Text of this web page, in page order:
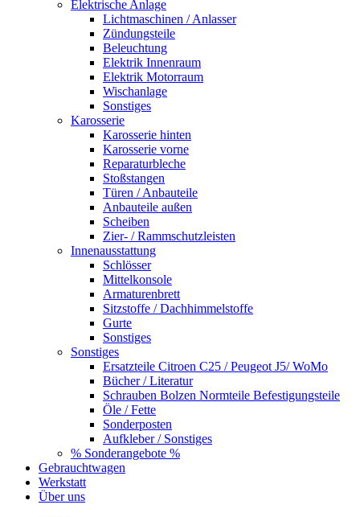
Elektrische Anlage
Lichtmaschinen / Anlasser
Zündungsteile
Beleuchtung
Elektrik Innenraum
Elektrik Motorraum
Wischanlage
Sonstiges
Karosserie
Karosserie hinten
Karosserie vorne
Reparaturbleche
Stoßstangen
Türen / Anbauteile
Anbauteile außen
Scheiben
Zier- / Rammschutzleisten
Innenausstattung
Schlösser
Mittelkonsole
Armaturenbrett
Sitzstoffe / Dachhimmelstoffe
Gurte
Sonstiges
Sonstiges
Ersatzteile Citroen C25 / Peugeot J5/ WoMo
Bücher / Literatur
Schrauben Bolzen Normteile Befestigungsteile
Öle / Fette
Sonderposten
Aufkleber / Sonstiges
% Sonderangebote %
Gebrauchtwagen
Werkstatt
Über uns